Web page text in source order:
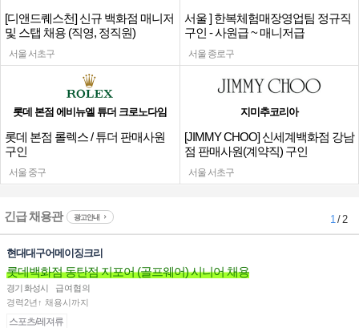
[디앤드퀘스천] 신규 백화점 매니저
및 스탭 채용 (직영, 정직원)
서울 서초구
서울 ] 한복체험매장영업팀 정규직
구인 - 사원급 ~ 매니저급
서울 종로구
롯데 본점 에비뉴엘 튜더 크로노다임
롯데 본점 롤렉스 / 튜더 판매사원
구인
서울 중구
지미추코리아
[JIMMY CHOO] 신세계백화점 강남
점 판매사원(계약직) 구인
서울 서초구
긴급 채용관 광고안내 1/ 2
현대대구어메이징크리
롯데백화점 동탄점 지포어 (골프웨어) 시니어 채용
경기 화성시
급여협의
경력2년↑ 채용시까지
스포츠/레져류